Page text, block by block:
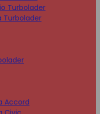
Turbolader
Turbolader
Accord